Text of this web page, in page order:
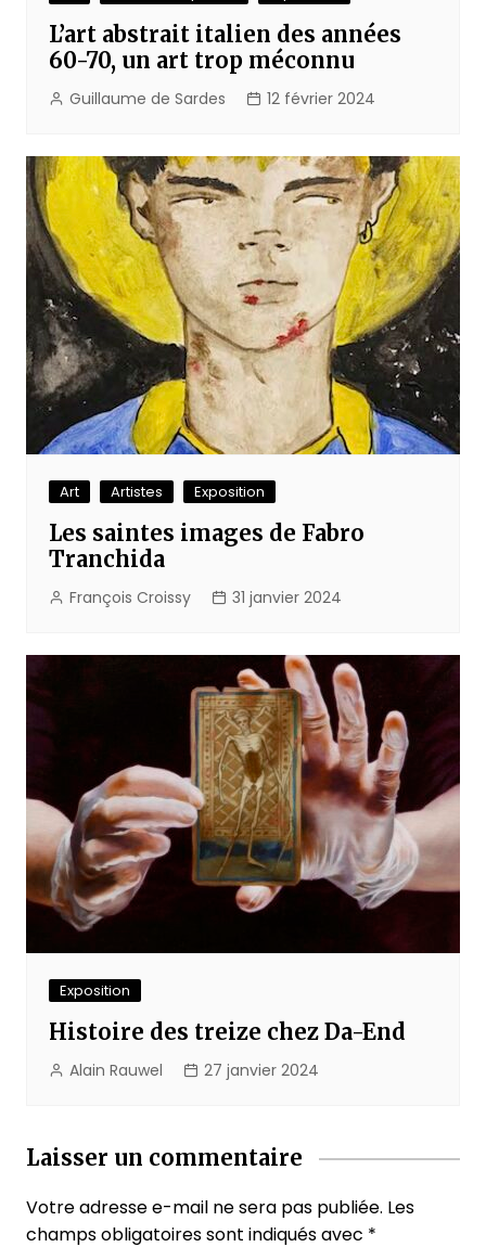
L’art abstrait italien des années
60-70, un art trop méconnu
Guillaume de Sardes 12 février 2024
Art Artistes Exposition
Les saintes images de Fabro
Tranchida
François Croissy 31 janvier 2024
Exposition
Histoire des treize chez Da-End
Alain Rauwel 27 janvier 2024
Laisser un commentaire
Votre adresse e-mail ne sera pas publiée. Les
champs obligatoires sont indiqués avec *